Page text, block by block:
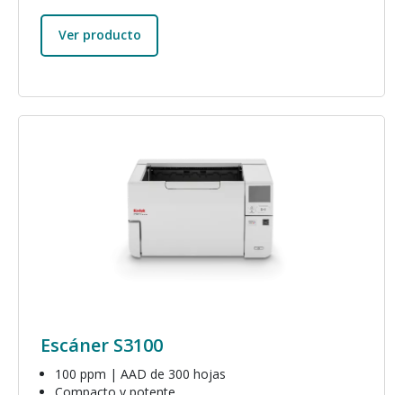
Ver producto
Imagen
Escáner S3100
100 ppm | AAD de 300 hojas